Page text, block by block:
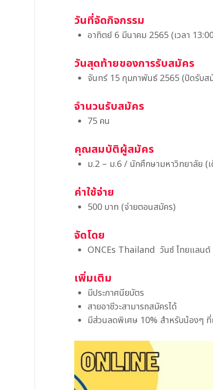
วันที่จัดกิจกรรม
อาทิตย์ 6 มีนาคม 2565 (เวลา
วันสุดท้ายของการรับสมัคร
จันทร์ 15 กุมภาพันธ์ 2565 (ปิดรับ
จำนวนรับสมัคร
75 คน
คุณสมบัติผู้สมัคร
ม.2 – ม.6 / นักศึกษามหาวิทยาลัย (
ค่าใช้จ่าย
500 บาท (จ่ายตอนสมัคร)
จัดโดย
ONCEs Thailand วันซ์ ไทยแลนด์
เพิ่มเติม
มีประกาศนียบัตร
สายอาชีวะสามารถสมัครได้
มีส่วนลดพิเศษ 10% สำหรับน้องๆ